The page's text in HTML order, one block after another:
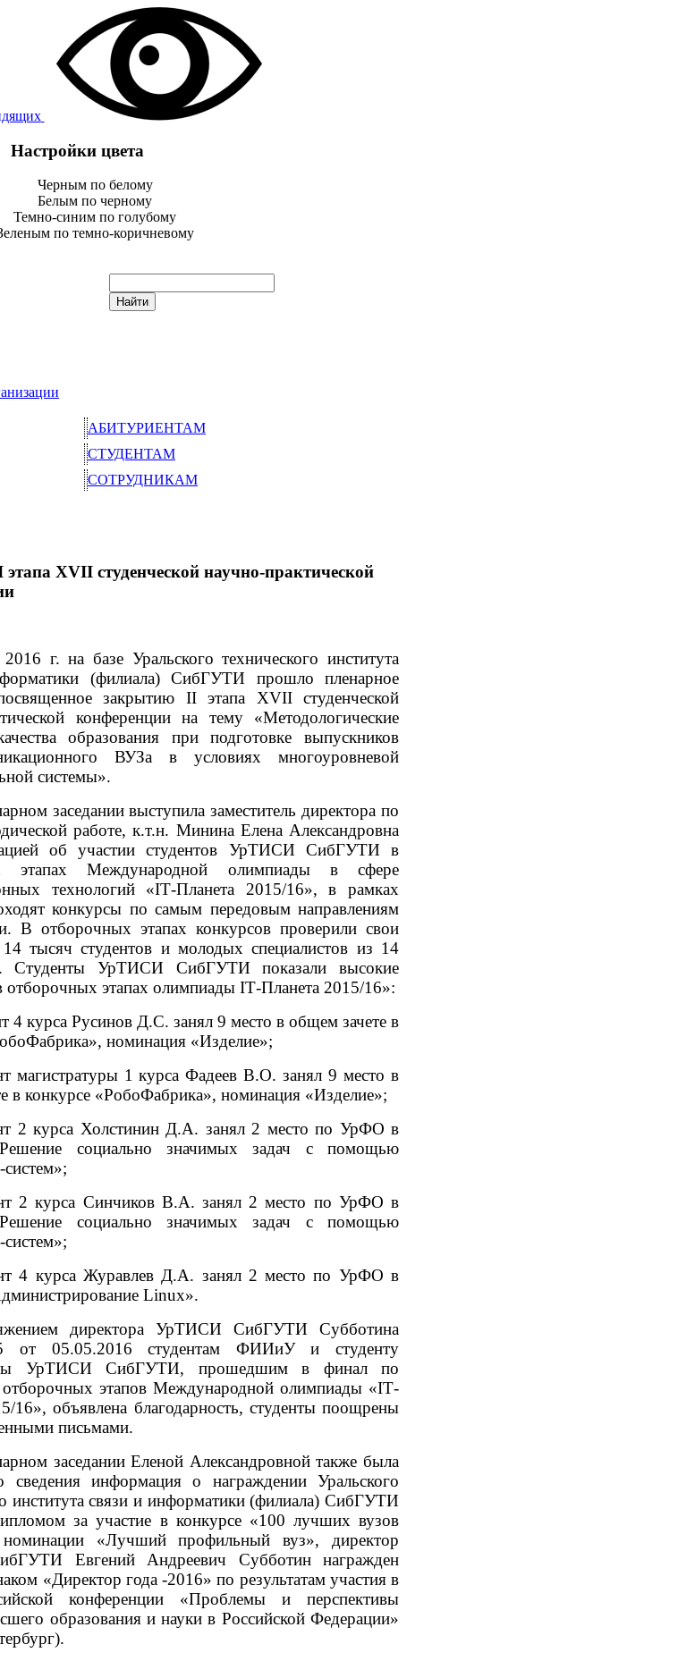
Настройки цвета
Черным по белому
Белым по черному
Темно-синим по голубому
по темно-коричневому
АБИТУРИЕНТАМ
СТУДЕНТАМ
СОТРУДНИКАМ
XVII студенческой научно-практической
г. на базе Уральского технического института
(филиала) СибГУТИ прошло пленарное
закрытию IIэтапа XVIIстуденческой
конференции на тему «Методологические
образования при подготовке выпускников
ВУЗа в условиях многоуровневой
системы».
заседании выступила заместитель директора по
работе, к.т.н. Минина Елена Александровна
об участии студентов УрТИСИ СибГУТИ в
этапах Международной олимпиады в сфере
технологий «IT-Планета 2015/16», в рамках
конкурсы по самым передовым направлениям
В отборочных этапах конкурсов проверили свои
тысяч студентов и молодых специалистов из 14
Студенты УрТИСИ СибГУТИ показали высокие
отборочных этапах олимпиады IT-Планета 2015/16»:
4 курса Русинов Д.С. занял 9 место в общем зачете в
номинация «Изделие»;
магистратуры 1 курса Фадеев В.О. занял 9 место в
в конкурсе «РобоФабрика», номинация «Изделие»;
2 курса Холстинин Д.А. занял 2 место по УрФО в
социально значимых задач с помощью
2 курса Синчиков В.А. занял 2 место по УрФО в
социально значимых задач с помощью
4 курса Журавлев Д.А. занял 2 место по УрФО в
Linux».
директора УрТИСИ СибГУТИ Субботина
05.05.2016 студентам ФИИиУ и студенту
УрТИСИ СибГУТИ, прошедшим в финал по
отборочных этапов Международной олимпиады «IT-
16», объявлена благодарность, студенты поощрены
письмами.
заседании Еленой Александровной также была
сведения информация о награждении Уральского
института связи и информатики (филиала) СибГУТИ
за участие в конкурсе «100 лучших вузов
«Лучший профильный вуз», директор
Евгений Андреевич Субботин награжден
«Директор года -2016» по результатам участия в
конференции «Проблемы и перспективы
образования и науки в Российской Федерации»